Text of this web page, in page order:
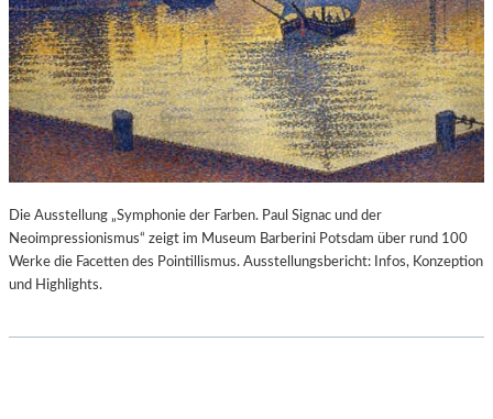
Die Ausstellung „Symphonie der Farben. Paul Signac und der
Neoimpressionismus“ zeigt im Museum Barberini Potsdam über rund 100
Werke die Facetten des Pointillismus. Ausstellungsbericht: Infos, Konzeption
und Highlights.